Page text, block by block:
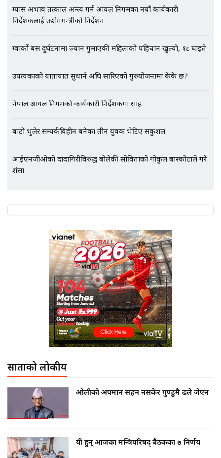
भिजिट भिसामा गृह मन्त्रालयकै सेटिङः१
अर्ब बढी घुस!|| SIDHAKURA ||
एभरेष्ट अस्पताल फलोअपः CCTV फुटेज
SIDHAKURA |
ग्यास अभाव तत्काल अन्त्य गर्न आयल निगमका नयाँ कार्यकारी
निर्देशकलाई उद्योगमन्त्रीको निर्देशन
ग्वार्को बस दुर्घटनामा ज्यान गुमाएकी महिलाको पहिचान खुल्यो, १८ घाइते
उपत्यकाको यातायात सुधार्न अघि सारिएको गुरुयोजनामा केके छ?
नेपाल आयल निगमको कार्यकारी निर्देशकमा साह
बाटो भुलेर सम्पर्कविहीन बनेका तीन युवक भेटिए सकुशल
आईएनजीओको दादागिरीविरुद्ध बोलेकी सोविताको गोकुल बास्कोटाले गरे
प्रशंसा
साताको लोकप्रीय
ओलीको अपमान सहन नसकेर गुण्डुमै ढले जेएन
यी हुन् आजका मन्त्रिपरिषद् बैठकका ७ निर्णय